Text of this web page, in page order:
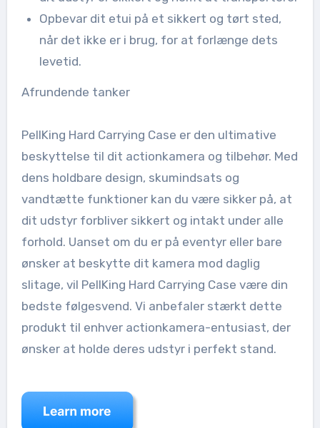
Opbevar dit etui på et sikkert og tørt sted,
når det ikke er i brug, for at forlænge dets
levetid.
Afrundende tanker
PellKing Hard Carrying Case er den ultimative
beskyttelse til dit actionkamera og tilbehør. Med
dens holdbare design, skumindsats og
vandtætte funktioner kan du være sikker på, at
dit udstyr forbliver sikkert og intakt under alle
forhold. Uanset om du er på eventyr eller bare
ønsker at beskytte dit kamera mod daglig
slitage, vil PellKing Hard Carrying Case være din
bedste følgesvend. Vi anbefaler stærkt dette
produkt til enhver actionkamera-entusiast, der
ønsker at holde deres udstyr i perfekt stand.